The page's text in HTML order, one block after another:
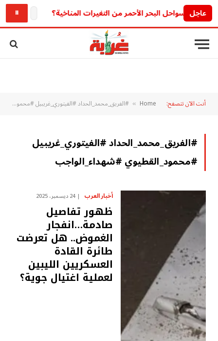
عاجل الحق بسرعة
⏸
أنت الآن تتصفح: Home
» #الفريق_محمد_الحداد #الفيتوري_غريبيل #محمود_القطيوي #شهداء_الواجب
#الفريق_محمد_الحداد #الفيتوري_غريبيل
#محمود_القطيوي #شهداء_الواجب
أخبار العرب 24 ديسمبر، 2025
ظهور تفاصيل
صادمة…انفجار
الغموض.. هل تعرضت
طائرة القادة
العسكريين الليبين
لعملية اغتيال جوية؟